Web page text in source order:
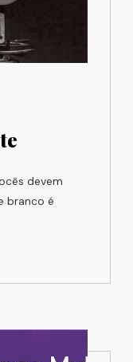
devem
branco é